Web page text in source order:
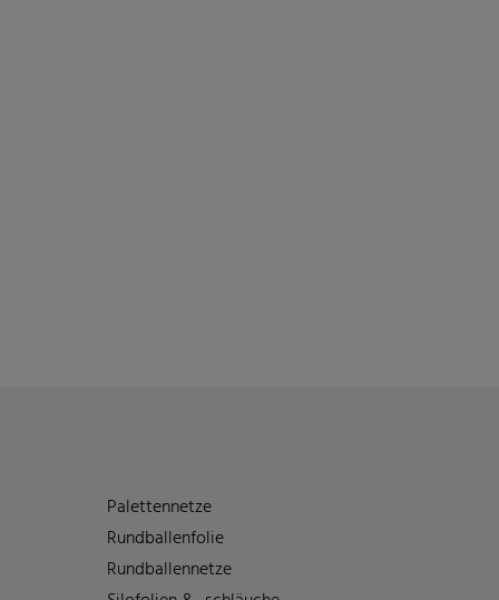
Palettennetze
Rundballenfolie
Rundballennetze